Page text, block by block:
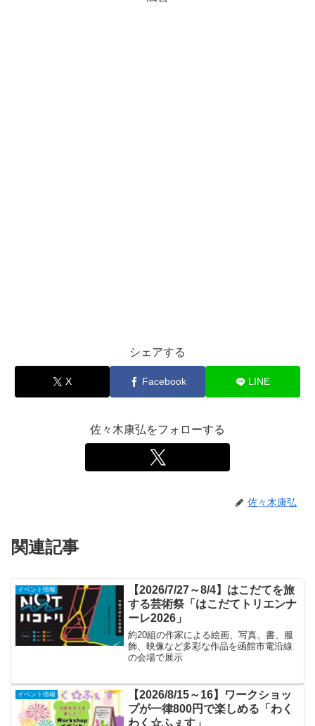
シェアする
X Facebook LINE
佐々木康弘をフォローする
佐々木康弘
関連記事
イベント情報
【2026/7/27～8/4】はこだてを旅
する芸術祭「はこだてトリエンナ
ーレ2026」
約20組の作家による絵画、写真、書、服
飾、映像など多彩な作品を函館市電沿線
の会場で展示
イベント情報
【2026/8/15～16】ワークショッ
プが一律800円で楽しめる「わく
わく☆ふぇす」